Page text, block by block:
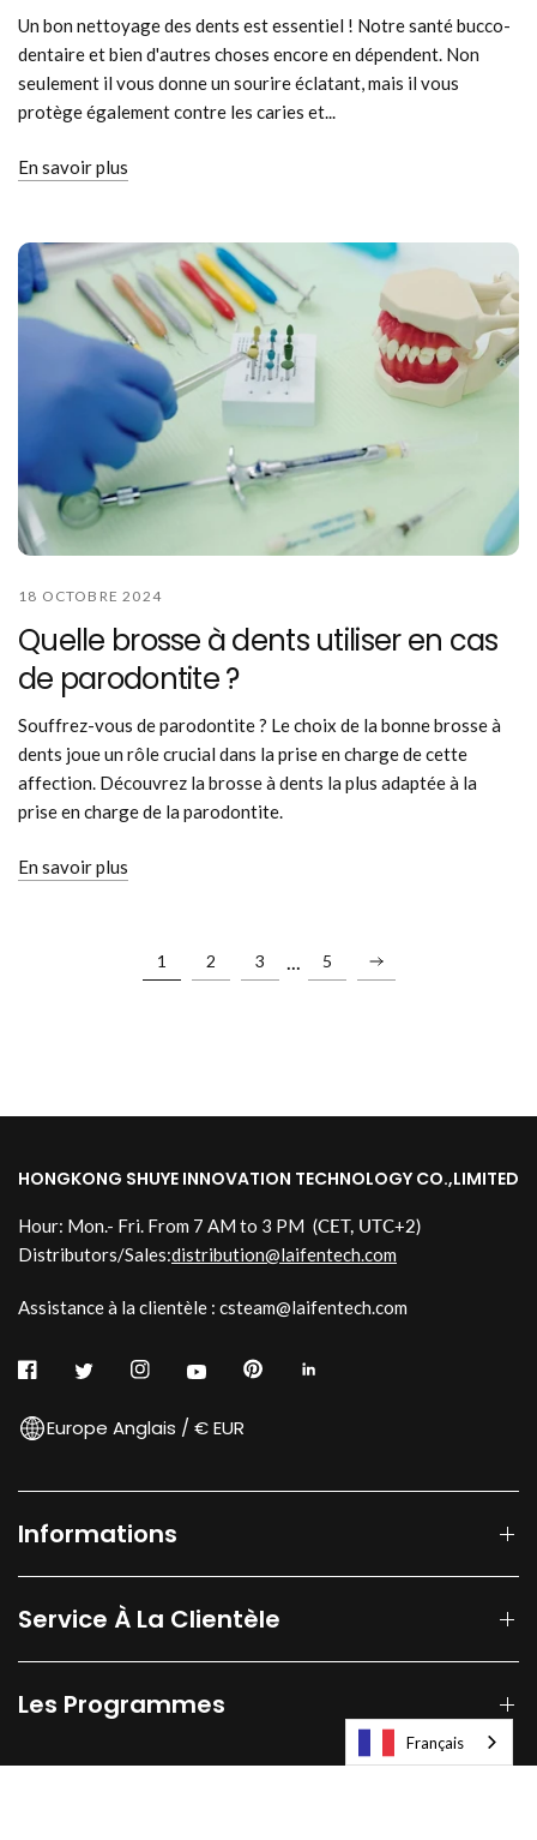
Un bon nettoyage des dents est essentiel ! Notre santé bucco-
dentaire et bien d'autres choses encore en dépendent. Non
seulement il vous donne un sourire éclatant, mais il vous
protège également contre les caries et...
En savoir plus
18 OCTOBRE 2024
Quelle brosse à dents utiliser en cas
de parodontite ?
Souffrez-vous de parodontite ? Le choix de la bonne brosse à
dents joue un rôle crucial dans la prise en charge de cette
affection. Découvrez la brosse à dents la plus adaptée à la
prise en charge de la parodontite.
En savoir plus
1 2 3 ... 5
HONGKONG SHUYE INNOVATION TECHNOLOGY CO.,LIMITED
Hour: Mon.- Fri. From 7 AM to 3 PM (CET, UTC+2)
Distributors/Sales:distribution@laifentech.com
Assistance à la clientèle : csteam@laifentech.com
Europe Anglais / € EUR
Informations
Service À La Clientèle
Les Programmes
Français